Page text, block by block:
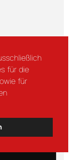
für die
für